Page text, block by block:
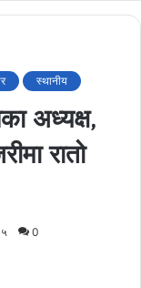
स्थानीय
अध्यक्ष,
रातो
0